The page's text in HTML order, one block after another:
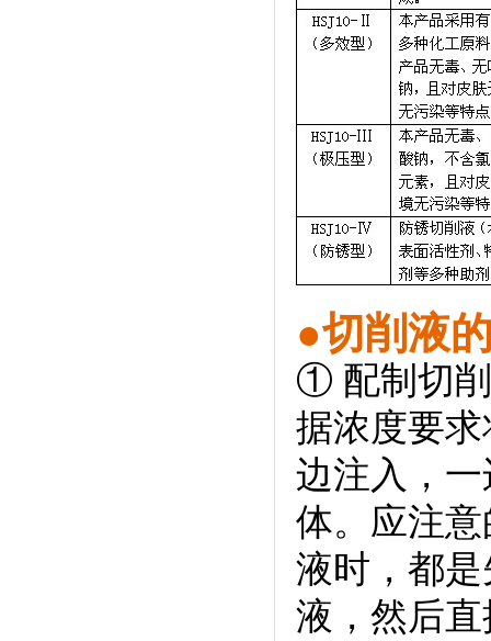
●切削液
① 配制切
据浓度要
边注入，
体。应注
液时，都
液，然后